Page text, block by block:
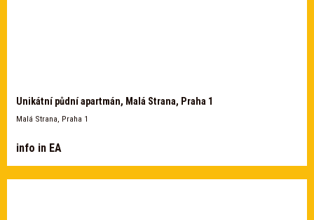
Unikátní půdní apartmán, Malá Strana, Praha 1
Malá Strana, Praha 1
info in EA